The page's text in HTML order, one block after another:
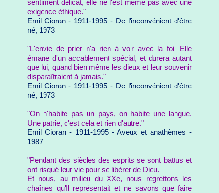
sentiment délicat, elle ne l'est même pas avec une
exigence éthique."
Emil Cioran - 1911-1995 - De l'inconvénient d'être
né, 1973
"L'envie de prier n'a rien à voir avec la foi. Elle
émane d'un accablement spécial, et durera autant
que lui, quand bien même les dieux et leur souvenir
disparaîtraient à jamais."
Emil Cioran - 1911-1995 - De l'inconvénient d'être
né, 1973
"On n'habite pas un pays, on habite une langue.
Une patrie, c'est cela et rien d'autre."
Emil Cioran - 1911-1995 - Aveux et anathèmes -
1987
"Pendant des siècles des esprits se sont battus et
ont risqué leur vie pour se libérer de Dieu.
Et nous, au milieu du XXe, nous regrettons les
chaînes qu'Il représentait et ne savons que faire